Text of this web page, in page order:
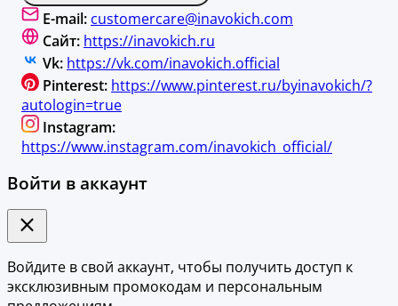
E-mail: customercare@inavokich.com
Сайт: https://inavokich.ru
Vk: https://vk.com/inavokich.official
Pinterest: https://www.pinterest.ru/byinavokich/?
autologin=true
Instagram:
https://www.instagram.com/inavokich_official/
Войти в аккаунт
Войдите в свой аккаунт, чтобы получить доступ к
эксклюзивным промокодам и персональным